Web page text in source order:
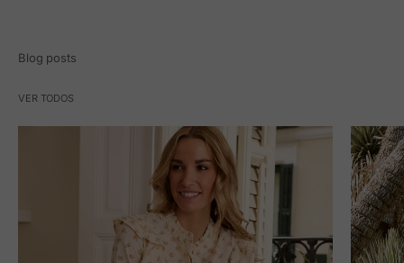
Blog posts
VER TODOS